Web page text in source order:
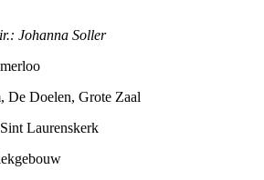
Johanna Soller
De Doelen, Grote Zaal
Laurenskerk